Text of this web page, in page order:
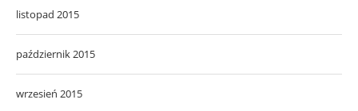
listopad 2015
październik 2015
wrzesień 2015